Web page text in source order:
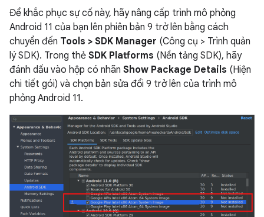
Để khắc phục sự cố này, hãy nâng cấp trình mô phỏng
Android 11 của bạn lên phiên bản 9 trở lên bằng cách
chuyển đến Tools > SDK Manager (Công cụ > Trình quản
lý SDK). Trong thẻ SDK Platforms (Nền tảng SDK), hãy
đánh dấu vào hộp có nhãn Show Package Details (Hiện
chi tiết gói) và chọn bản sửa đổi 9 trở lên của trình mô
phỏng Android 11.